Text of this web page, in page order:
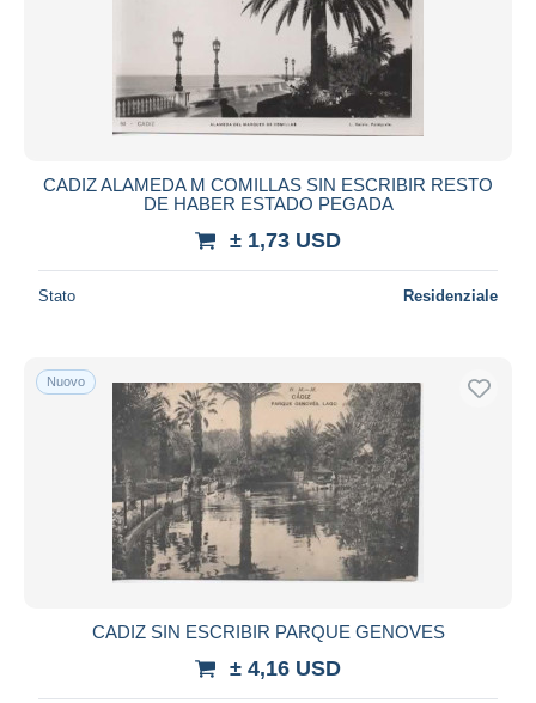
CADIZ ALAMEDA M COMILLAS SIN ESCRIBIR RESTO
DE HABER ESTADO PEGADA
± 1,73 USD
Stato Residenziale
Nuovo
CADIZ SIN ESCRIBIR PARQUE GENOVES
± 4,16 USD